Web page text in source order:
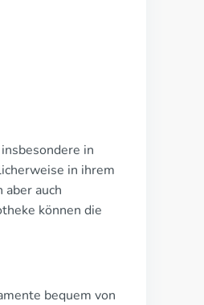
in
in ihrem
auch
können die
bequem von